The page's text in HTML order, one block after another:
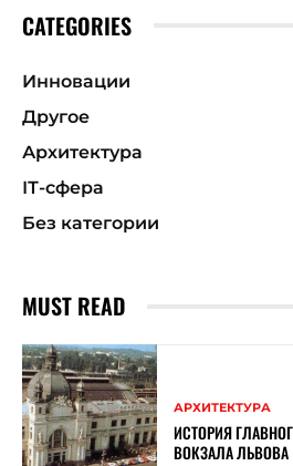
CATEGORIES
Инновации
Другое
Архитектура
ІТ-сфера
Без категории
MUST READ
АРХИТЕКТУРА
ИСТОРИЯ
ВОКЗАЛА ЛЬВОВА